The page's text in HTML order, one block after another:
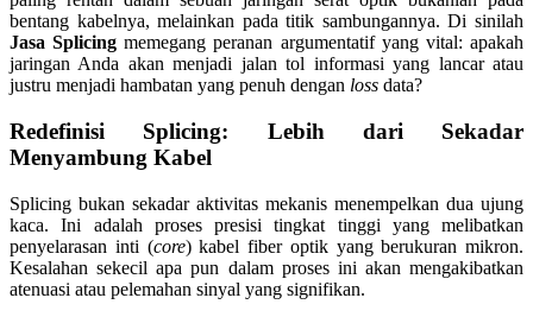
bentang kabelnya, melainkan pada titik sambungannya. Di sinilah
Jasa Splicing memegang peranan argumentatif yang vital: apakah
jaringan Anda akan menjadi jalan tol informasi yang lancar atau
justru menjadi hambatan yang penuh dengan loss data?
Redefinisi Splicing: Lebih dari Sekadar
Menyambung Kabel
Splicing bukan sekadar aktivitas mekanis menempelkan dua ujung
kaca. Ini adalah proses presisi tingkat tinggi yang melibatkan
penyelarasan inti (core) kabel fiber optik yang berukuran mikron.
Kesalahan sekecil apa pun dalam proses ini akan mengakibatkan
atenuasi atau pelemahan sinyal yang signifikan.